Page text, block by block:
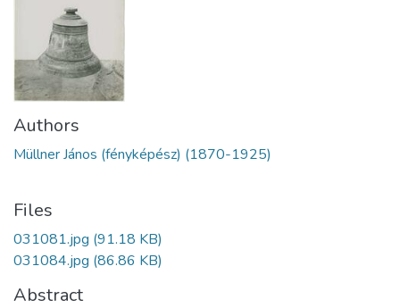
Authors
Müllner János (fényképész) (1870-1925)
Files
031081.jpg (91.18 KB)
031084.jpg (86.86 KB)
Abstract